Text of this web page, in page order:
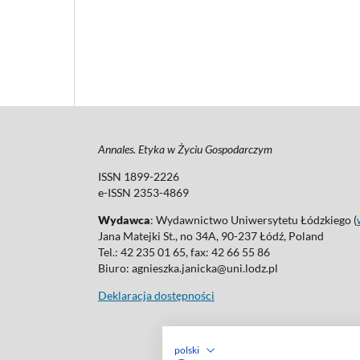
polski
Annales. Etyka w Życiu Gospodarczym
ISSN 1899-2226
e-ISSN 2353-4869
Wydawca: Wydawnictwo Uniwersytetu Łódzkiego (
Jana Matejki St., no 34A, 90-237 Łódź, Poland
Tel.: 42 235 01 65, fax: 42 66 55 86
Biuro: agnieszka.janicka@uni.lodz.pl
Deklaracja dostępności